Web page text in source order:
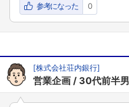
参考になった 0
[株式会社荘内銀行]
営業企画 30代前半